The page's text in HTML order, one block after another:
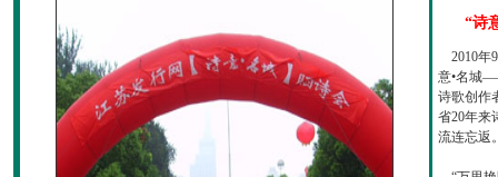
“诗
2010年
意•名城
诗歌创作
省20年来
流连忘返